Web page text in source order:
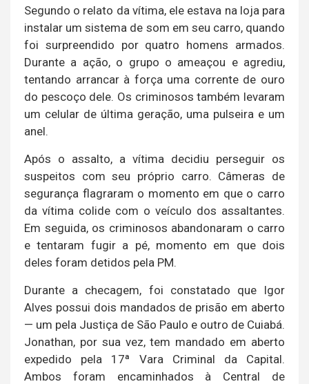
Segundo o relato da vítima, ele estava na loja para
instalar um sistema de som em seu carro, quando
foi surpreendido por quatro homens armados.
Durante a ação, o grupo o ameaçou e agrediu,
tentando arrancar à força uma corrente de ouro
do pescoço dele. Os criminosos também levaram
um celular de última geração, uma pulseira e um
anel.
Após o assalto, a vítima decidiu perseguir os
suspeitos com seu próprio carro. Câmeras de
segurança flagraram o momento em que o carro
da vítima colide com o veículo dos assaltantes.
Em seguida, os criminosos abandonaram o carro
e tentaram fugir a pé, momento em que dois
deles foram detidos pela PM.
Durante a checagem, foi constatado que Igor
Alves possui dois mandados de prisão em aberto
— um pela Justiça de São Paulo e outro de Cuiabá.
Jonathan, por sua vez, tem mandado em aberto
expedido pela 17ª Vara Criminal da Capital.
Ambos foram encaminhados à Central de